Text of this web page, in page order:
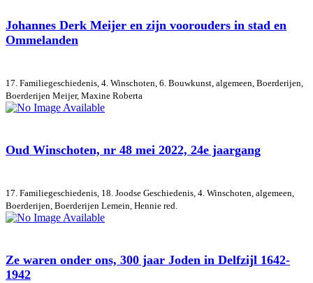
Johannes Derk Meijer en zijn voorouders in stad en
Ommelanden
17. Familiegeschiedenis, 4. Winschoten, 6. Bouwkunst, algemeen, Boerderijen,
Boerderijen Meijer, Maxine Roberta
Oud Winschoten, nr 48 mei 2022, 24e jaargang
17. Familiegeschiedenis, 18. Joodse Geschiedenis, 4. Winschoten, algemeen,
Boerderijen, Boerderijen Lemein, Hennie red.
Ze waren onder ons, 300 jaar Joden in Delfzijl 1642-
1942